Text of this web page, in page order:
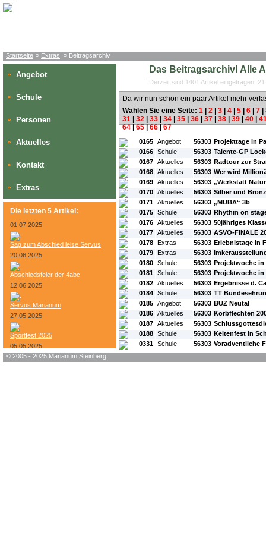
Startseite » Extras » Beitragsarchiv
» Angebot
» Schule
» Personen
» Aktuelles
» Kontakt
» Extras
Die letzten 5 Artikel:
01.07.2025
Sag zum Abschied leise Servus
20.06.2025
Abschiedsfeier der 4abc
12.06.2025
Servus Marianum
27.05.2025
Sportfest 2025
05.05.2025
Das Beitragsarchiv! Alle
Derzeit sind 1401 Artikel eingetragen!
Da wir nun schon ein paar Artikel mehr
Wählen Sie eine Seite: 1 2 3 4 5 6 7
31
32 33 34 35 36 37 38 39 40
64|65|66|67
#L: #ID: #Rubrik:
0165 Angebot 56303 Projekttage in
0166 Schule 56303 Talente-GP
0167 Aktuelles 56303 Radtour zur
0168 Aktuelles 56303 Wer wird
0169 Aktuelles 56303 „Werkstatt
0170 Aktuelles 56303 Silber und
0171 Aktuelles 56303 „MUBA“ 3b
0175 Schule 56303 Rhythm on
0176 Aktuelles 56303 50jähriges
0177 Aktuelles 56303 ASVÖ-FINALE
0178 Extras 56303 Erlebnistage in
0179 Extras 56303
0180 Schule 56303 Projektwoche in
0181 Schule 56303 Projektwoche in
0182 Aktuelles 56303 Ergebnisse d.
0184 Schule 56303 TT
0185 Angebot 56303 BUZ Neutal
0186 Aktuelles 56303 Korbflechten
0187 Aktuelles 56303
0188 Schule 56303 Keltenfest in
0331 Schule 56303 Voradventliche
© 2005 - 2025 Marianum Steinberg